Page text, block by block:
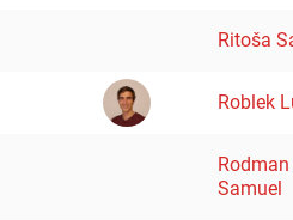
Išči
Ritoša
Roblek
Samuel